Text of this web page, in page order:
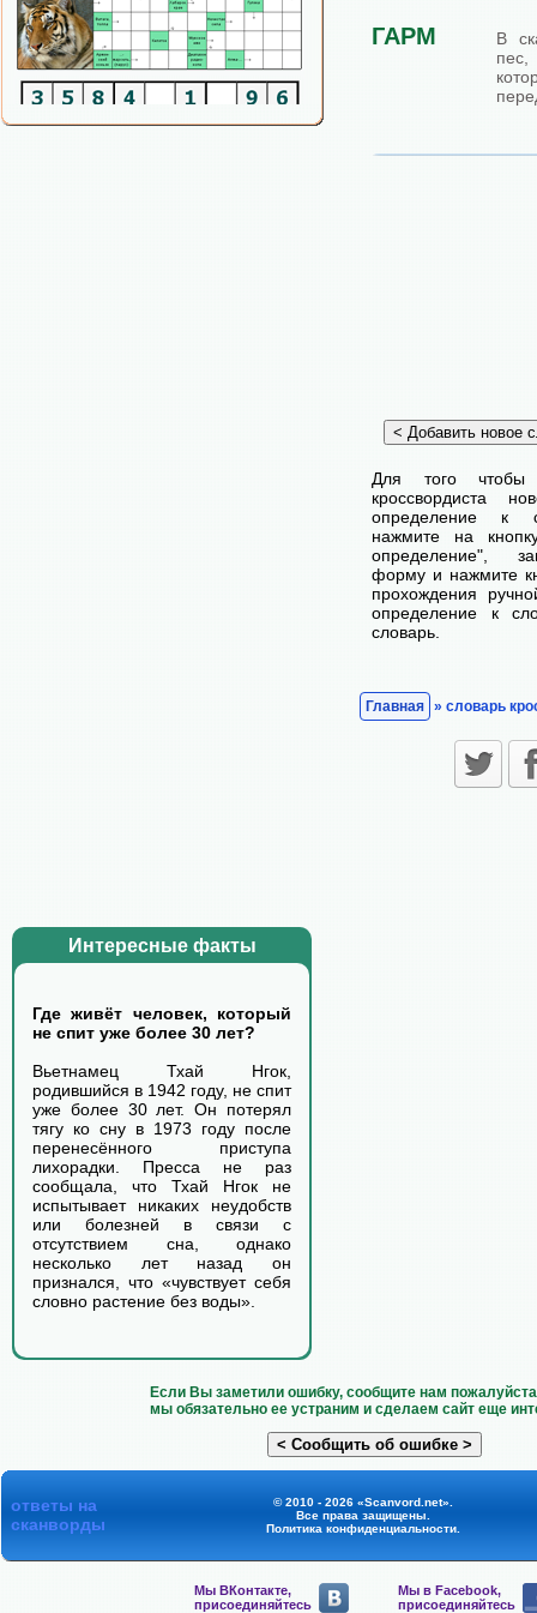
Интересные факты
Где живёт человек, который
не спит уже более 30 лет?
Вьетнамец Тхай Нгок,
родившийся в 1942 году, не спит
уже более 30 лет. Он потерял
тягу ко сну в 1973 году после
перенесённого приступа
лихорадки. Пресса не раз
сообщала, что Тхай Нгок не
испытывает никаких неудобств
или болезней в связи с
отсутствием сна, однако
несколько лет назад он
признался, что «чувствует себя
словно растение без воды».
ГАРМ
В
Для того чтобы
кроссвордиста
определение к
нажмите на
определение",
форму и нажмите
прохождения
определение к
словарь.
Главная » словарь
Если Вы заметили ошибку, сообщите нам
мы обязательно ее устраним и сделаем сайт еще
ответы на
сканворды
© 2010 - 2026 «Scanvord.net».
Все права защищены.
Политика конфиденциальности.
Мы ВКонтакте,
присоединяйтесь
Мы в Facebook,
присоединяйтесь